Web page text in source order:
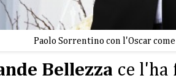
Paolo Sorrentino con l'Oscar
Bellezza ce l'ha